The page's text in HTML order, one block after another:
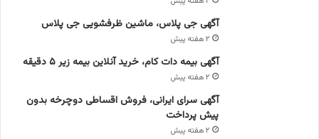
آگهی جی پلاس، ماشین ظرفشویی جی پلاس
۲ هفته پیش
آگهی بیمه دات کام، خرید آنلاین بیمه زیر ۵ دقیقه
۲ هفته پیش
آگهی سرای ایرانی، فروش اقساطی دوچرخه بدون
پیش پرداخت
۲ هفته پیش